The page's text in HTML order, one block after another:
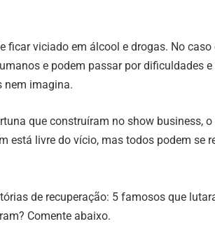
ficar viciado em álcool e drogas. No
e podem passar por dificuldades
nem imagina.
que construíram no show business,
está livre do vício, mas todos podem se
de recuperação: 5 famosos que
Comente abaixo.